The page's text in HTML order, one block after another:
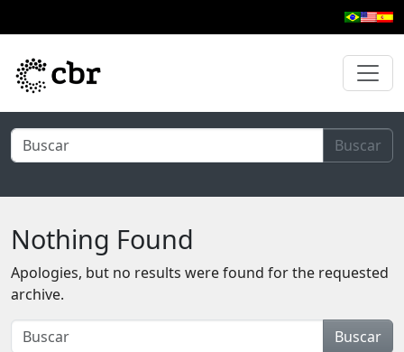
Buscar
Nothing Found
Apologies, but no results were found for the requested
archive.
Buscar